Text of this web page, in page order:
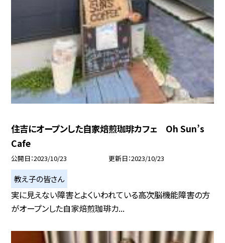
住吉にオープンした自家焙煎珈琲カフェ Oh Sun’s
Cafe
公開日 2023/10/23 更新日 2023/10/23
教え子の皆さん
実に見えない障害とよくいわれている高次脳機能障害の方
がオープンした自家焙煎珈琲カ...